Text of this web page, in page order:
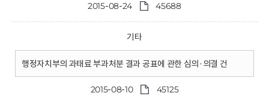
2015-08-24 45688
기타
행정자치부의 과태료 부과처분 결과 공표에 관한 심의·의결 건
2015-08-10 45125